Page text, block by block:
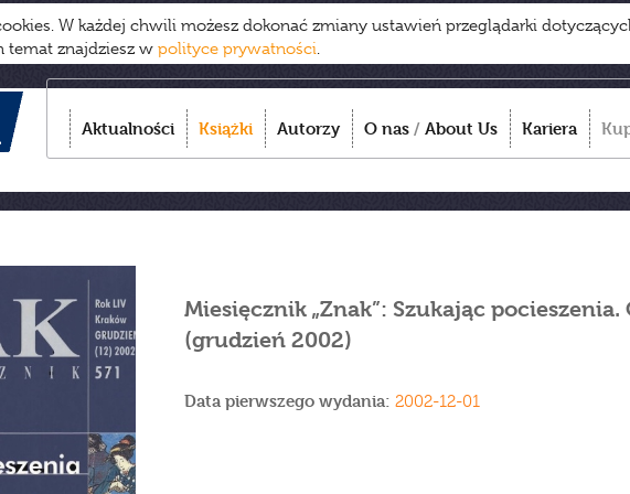
W każdej chwili możesz dokonać zmiany ustawień przeglądarki
temat znajdziesz w polityce prywatności.
Aktualności Książki Autorzy O nas / About Us Kariera
Miesięcznik „Znak”: Szukając
(grudzień 2002)
Data pierwszego wydania: 2002-12-01